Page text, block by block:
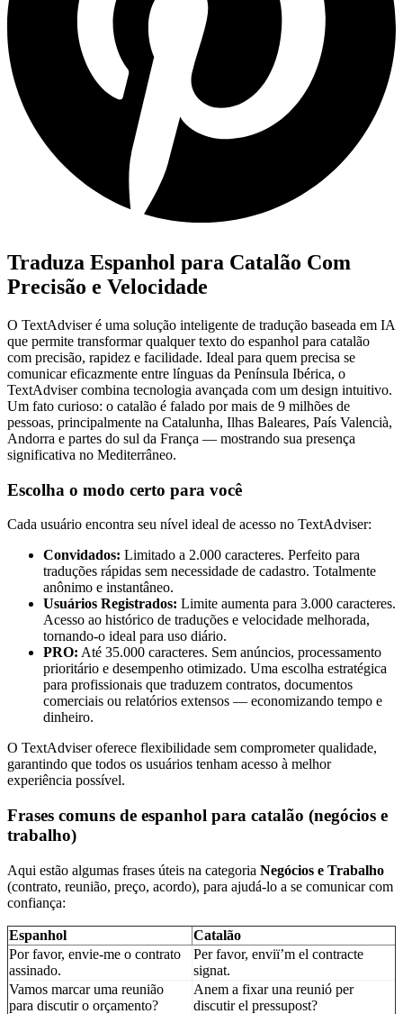
Traduza Espanhol para Catalão Com
Precisão e Velocidade
O TextAdviser é uma solução inteligente de tradução baseada em IA
que permite transformar qualquer texto do espanhol para catalão
com precisão, rapidez e facilidade. Ideal para quem precisa se
comunicar eficazmente entre línguas da Península Ibérica, o
TextAdviser combina tecnologia avançada com um design intuitivo.
Um fato curioso: o catalão é falado por mais de 9 milhões de
pessoas, principalmente na Catalunha, Ilhas Baleares, País Valencià,
Andorra e partes do sul da França — mostrando sua presença
significativa no Mediterrâneo.
Escolha o modo certo para você
Cada usuário encontra seu nível ideal de acesso no TextAdviser:
Convidados: Limitado a 2.000 caracteres. Perfeito para
traduções rápidas sem necessidade de cadastro. Totalmente
anônimo e instantâneo.
Usuários Registrados: Limite aumenta para 3.000 caracteres.
Acesso ao histórico de traduções e velocidade melhorada,
tornando-o ideal para uso diário.
PRO: Até 35.000 caracteres. Sem anúncios, processamento
prioritário e desempenho otimizado. Uma escolha estratégica
para profissionais que traduzem contratos, documentos
comerciais ou relatórios extensos — economizando tempo e
dinheiro.
O TextAdviser oferece flexibilidade sem comprometer qualidade,
garantindo que todos os usuários tenham acesso à melhor
experiência possível.
Frases comuns de espanhol para catalão (negócios e
trabalho)
Aqui estão algumas frases úteis na categoria Negócios e Trabalho
(contrato, reunião, preço, acordo), para ajudá-lo a se comunicar com
confiança:
Espanhol
Catalão
Por favor, envie-me o contrato
assinado.
Per favor, enviï’m el contracte
signat.
Vamos marcar uma reunião
para discutir o orçamento?
Anem a fixar una reunió per
discutir el pressupost?